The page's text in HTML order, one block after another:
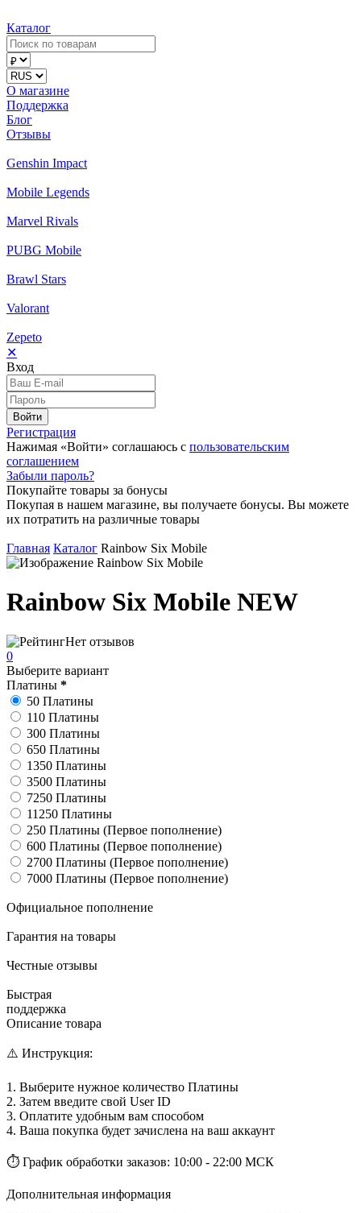
Каталог
О магазине
Поддержка
Блог
Отзывы
Genshin Impact
Mobile Legends
Marvel Rivals
PUBG Mobile
Brawl Stars
Valorant
Zepeto
✕
Вход
Войти
Регистрация
Нажимая «Войти» соглашаюсь с пользовательским
соглашением
Забыли пароль?
Покупайте товары за бонусы
Покупая в нашем магазине, вы получаете бонусы. Вы можете
их потратить на различные товары
Главная Каталог Rainbow Six Mobile
Rainbow Six Mobile NEW
Нет отзывов
0
Выберите вариант
Платины *
50 Платины
110 Платины
300 Платины
650 Платины
1350 Платины
3500 Платины
7250 Платины
11250 Платины
250 Платины (Первое пополнение)
600 Платины (Первое пополнение)
2700 Платины (Первое пополнение)
7000 Платины (Первое пополнение)
Официальное пополнение
Гарантия на товары
Честные отзывы
Быстрая
поддержка
Описание товара
⚠️ Инструкция:
1. Выберите нужное количество Платины
2. Затем введите свой User ID
3. Оплатите удобным вам способом
4. Ваша покупка будет зачислена на ваш аккаунт
⏱ График обработки заказов: 10:00 - 22:00 МСК
Дополнительная информация